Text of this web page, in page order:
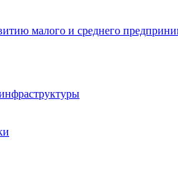
малого и среднего